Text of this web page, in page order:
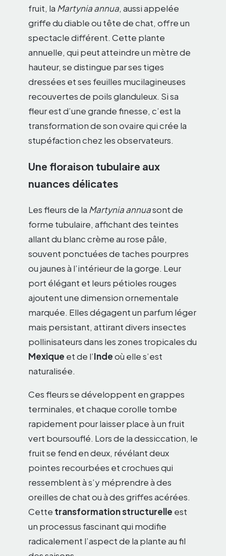
fruit, la Martynia annua, aussi appelée
griffe du diable ou tête de chat, offre un
spectacle différent. Cette plante
annuelle, qui peut atteindre un mètre de
hauteur, se distingue par ses tiges
dressées et ses feuilles mucilagineuses
recouvertes de poils glanduleux. Si sa
fleur est d’une grande finesse, c’est la
transformation de son ovaire qui crée la
stupéfaction chez les observateurs.
Une floraison tubulaire aux
nuances délicates
Les fleurs de la Martynia annuasont de
forme tubulaire, affichant des teintes
allant du blanc crème au rose pâle,
souvent ponctuées de taches pourpres
ou jaunes à l’intérieur de la gorge. Leur
port élégant et leurs pétioles rouges
ajoutent une dimension ornementale
marquée. Elles dégagent un parfum léger
mais persistant, attirant divers insectes
pollinisateurs dans les zones tropicales du
Mexique et de l’Indeoù elle s’est
naturalisée.
Ces fleurs se développent en grappes
terminales, et chaque corolle tombe
rapidement pour laisser place à un fruit
vert boursouflé. Lors de la dessiccation, le
fruit se fend en deux, révélant deux
pointes recourbées et crochues qui
ressemblent à s’y méprendre à des
oreilles de chat ou à des griffes acérées.
Cette transformation structurelle est
un processus fascinant qui modifie
radicalement l’aspect de la plante au fil